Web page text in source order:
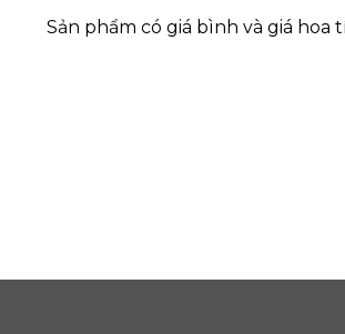
Sản phẩm có giá bình và giá hoa